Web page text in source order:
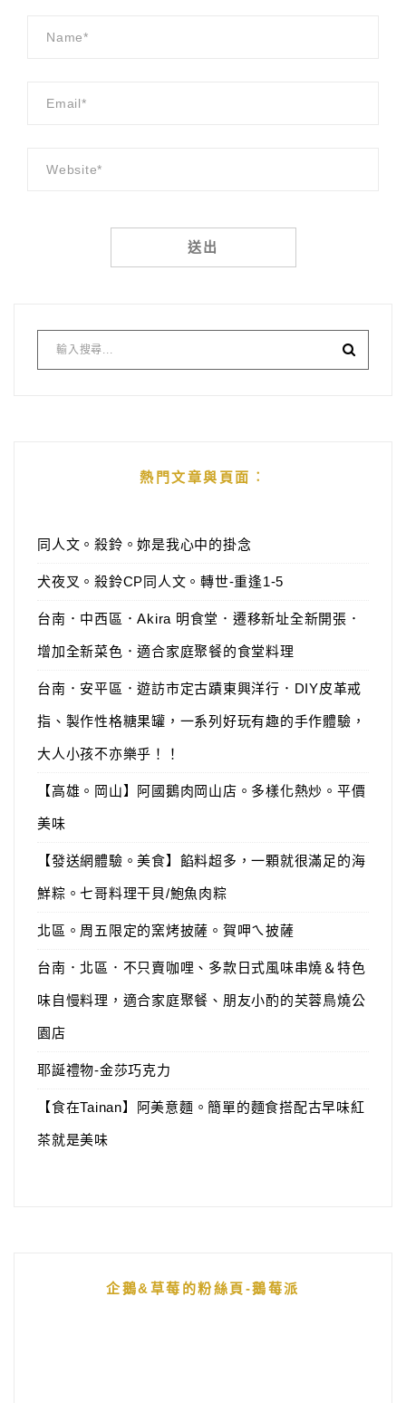
熱門文章與頁面︰
同人文。殺鈴。妳是我心中的掛念
犬夜叉。殺鈴CP同人文。轉世-重逢1-5
台南．中西區．Akira 明食堂．遷移新址全新開張．
增加全新菜色．適合家庭聚餐的食堂料理
台南．安平區．遊訪市定古蹟東興洋行．DIY皮革戒
指、製作性格糖果罐，一系列好玩有趣的手作體驗，
大人小孩不亦樂乎！！
【高雄。岡山】阿國鵝肉岡山店。多樣化熱炒。平價
美味
【發送網體驗。美食】餡料超多，一顆就很滿足的海
鮮粽。七哥料理干貝/鮑魚肉粽
北區。周五限定的窯烤披薩。賀呷ㄟ披薩
台南．北區．不只賣咖哩、多款日式風味串燒＆特色
味自慢料理，適合家庭聚餐、朋友小酌的芙蓉鳥燒公
園店
耶誕禮物-金莎巧克力
【食在Tainan】阿美意麵。簡單的麵食搭配古早味紅
茶就是美味
企鵝&草莓的粉絲頁-鵝莓派